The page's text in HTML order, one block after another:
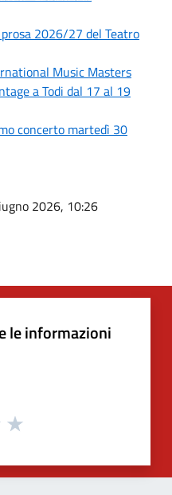
2026/27 del Teatro
Music Masters
a Todi dal 17 al 19
concerto martedì 30
2026, 10:26
le informazioni